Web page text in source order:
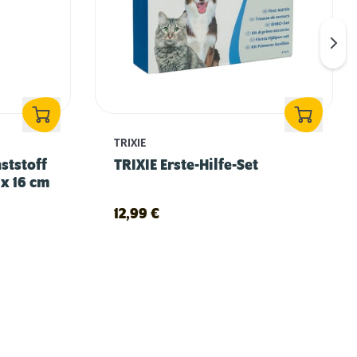
16 cm
TRIXIE
TRIXIE Erste-Hilfe-Set
12,99€